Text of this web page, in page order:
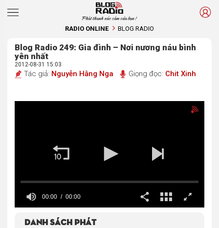
Phát thanh xúc cảm của bạn !
RADIO ONLINE BLOG RADIO
Blog Radio 249: Gia đình – Nơi nương náu bình
yên nhất
2012-08-31 15:03
Tác giả: Nguyễn Hằng Nga Giọng đọc: Chit Xinh
00:00 00:00
Danh sách phát